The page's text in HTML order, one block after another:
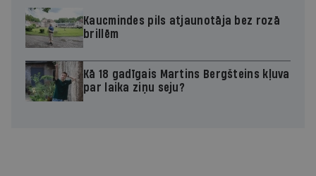
Kaucmindes pils atjaunotāja bez rozā
brillēm
Kā 18 gadīgais Martins Bergšteins kļuva
par laika ziņu seju?